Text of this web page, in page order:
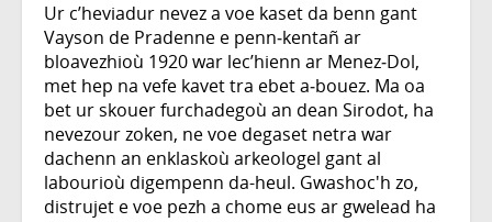
Ur c’heviadur nevez a voe kaset da benn gant
Vayson de Pradenne e penn‑kentañ ar
bloavezhioù 1920 war lec’hienn ar Menez‑Dol,
met hep na vefe kavet tra ebet a‑bouez. Ma oa
bet ur skouer furchadegoù an dean Sirodot, ha
nevezour zoken, ne voe degaset netra war
dachenn an enklaskoù arkeologel gant al
labourioù digempenn da-heul. Gwashoc'h zo,
distrujet e voe pezh a chome eus ar gwelead ha